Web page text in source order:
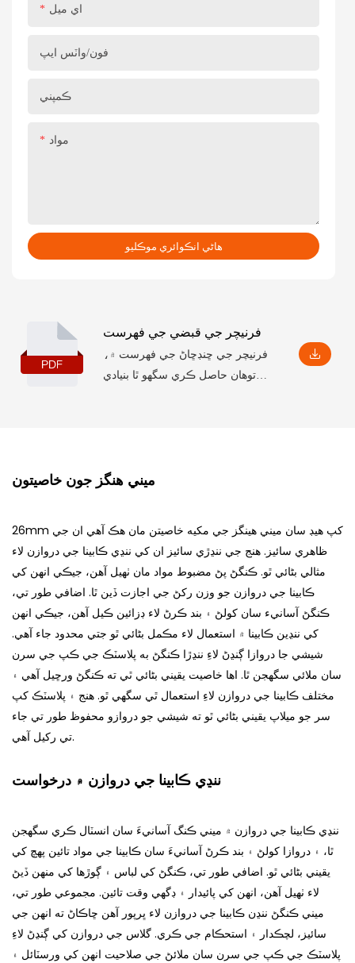
اي ميل
فون/واٽس ايپ
ڪمپني
مواد
هاڻي انڪوائري موڪليو
فرنيچر جي قبضي جي فهرست
فرنيچر جي ڇنڊڇاڻ جي فهرست ۾،
توھان حاصل ڪري سگھو ٿا بنيادي
ميني هنگز جون خاصيتون
26mm کپ هيڊ سان ميني هينگز جي مکيه خاصيتن مان هڪ آهي ان جي
ظاهري سائيز. هنج جي ننڍڙي سائيز ان کي ننڍي ڪابينا جي دروازن لاء
مثالي بڻائي ٿو. ڪنگڻ پڻ مضبوط مواد مان ٺهيل آهن، جيڪي انهن کي
ڪابينا جي دروازن جو وزن رکڻ جي اجازت ڏين ٿا. اضافي طور تي،
ڪنگڻ آسانيء سان کولڻ ۽ بند ڪرڻ لاء ڊزائين ڪيل آهن، جيڪي انهن
کي ننڍين ڪابينا ۾ استعمال لاء مڪمل بڻائي ٿو جتي محدود جاء آهي.
شيشي جا دروازا ڳنڍڻ لاءِ ننڍڙا ڪنگڻ به پلاسٽڪ جي ڪپ جي سرن
سان ملائي سگهجن ٿا. اها خاصيت يقيني بڻائي ٿي ته ڪنگڻ ورڇيل آهي ۽
مختلف ڪابينا جي دروازن لاءِ استعمال ٿي سگهي ٿو. هنج ۽ پلاسٽڪ کپ
سر جو ميلاپ يقيني بڻائي ٿو ته شيشي جو دروازو محفوظ طور تي جاء
تي رکيل آهي.
ننڍي ڪابينا جي دروازن ۾ درخواست
ننڍي ڪابينا جي دروازن ۾ ميني ڪنگ آسانيءَ سان انسٽال ڪري سگھجن
ٿا، ۽ دروازا کولڻ ۽ بند ڪرڻ آسانيءَ سان ڪابينا جي مواد تائين پهچ کي
يقيني بڻائي ٿو. اضافي طور تي، ڪنگڻ کي لباس ۽ ڳوڙها کي منهن ڏيڻ
لاء ٺهيل آهن، انهن کي پائيدار ۽ ڊگهي وقت تائين. مجموعي طور تي،
ميني ڪنگڻ ننڍن ڪابينا جي دروازن لاء ڀرپور آهن ڇاڪاڻ ته انهن جي
سائيز، لچڪدار ۽ استحڪام جي ڪري. گلاس جي دروازن کي ڳنڍڻ لاءِ
پلاسٽڪ جي ڪپ جي سرن سان ملائڻ جي صلاحيت انهن کي ورسٽائل ۽